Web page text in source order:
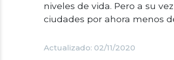
niveles de vida. Pero a su
ciudades por ahora menos
Actualizado: 02/11/2020